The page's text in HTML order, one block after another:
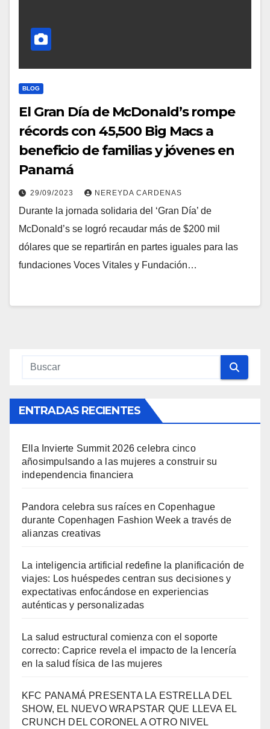
BLOG
El Gran Día de McDonald’s rompe
récords con 45,500 Big Macs a
beneficio de familias y jóvenes en
Panamá
29/09/2023 NEREYDA CARDENAS
Durante la jornada solidaria del ‘Gran Día’ de
McDonald’s se logró recaudar más de $200 mil
dólares que se repartirán en partes iguales para las
fundaciones Voces Vitales y Fundación…
ENTRADAS RECIENTES
Ella Invierte Summit 2026 celebra cinco
añosimpulsando a las mujeres a construir su
independencia financiera
Pandora celebra sus raíces en Copenhague
durante Copenhagen Fashion Week a través de
alianzas creativas
La inteligencia artificial redefine la planificación de
viajes: Los huéspedes centran sus decisiones y
expectativas enfocándose en experiencias
auténticas y personalizadas
La salud estructural comienza con el soporte
correcto: Caprice revela el impacto de la lencería
en la salud física de las mujeres
KFC PANAMÁ PRESENTA LA ESTRELLA DEL
SHOW, EL NUEVO WRAPSTAR QUE LLEVA EL
CRUNCH DEL CORONEL A OTRO NIVEL